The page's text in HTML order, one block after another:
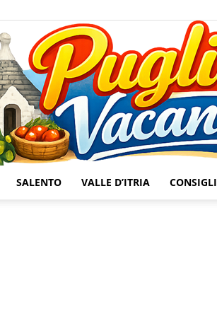
SALENTO VALLE D’ITRIA CONSIGLI